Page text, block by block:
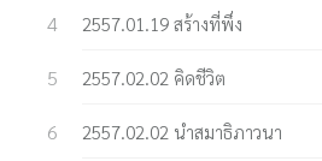
2557.01.19 สร้างที่พึ่ง
2557.02.02 คิดชีวิต
2557.02.02 นำสมาธิภาวนา